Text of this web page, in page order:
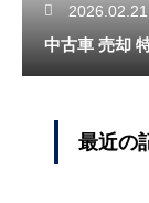
2026.02.21
中古車 売却
最近の